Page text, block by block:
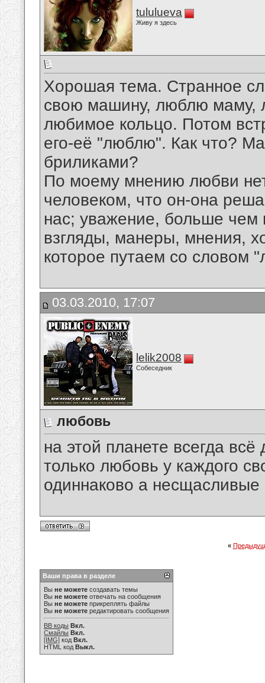
tululueva
Живу я здесь
Хорошая тема. Странное
свою машину, люблю маму,
любимое кольцо. Потом
его-её "люблю". Как что?
бриликами?
По моему мнению любви
человеком, что он-она
нас; уважение, больше чем
взгляды, манеры, мнения,
которое путаем со словом
03.03.2010, 17:07
lelik2008
Собеседник
любовь
на этой планете всегда
только любовь у каждого
одиннаково а
«
Ваши права в разделе
Вы не можете создавать темы
Вы не можете отвечать на сообщения
Вы не можете прикреплять файлы
Вы не можете редактировать сообщения
BB коды Вкл.
Смайлы Вкл.
[IMG] код Вкл.
HTML код Выкл.